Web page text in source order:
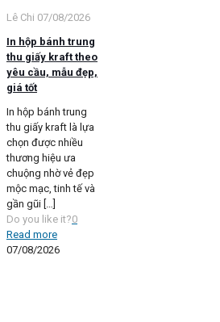
Lê Chi 07/08/2026
In hộp bánh trung
thu giấy kraft theo
yêu cầu, mẫu đẹp,
giá tốt
In hộp bánh trung
thu giấy kraft là lựa
chọn được nhiều
thương hiệu ưa
chuộng nhờ vẻ đẹp
mộc mạc, tinh tế và
gần gũi
Do you like it?0
Read more
07/08/2026